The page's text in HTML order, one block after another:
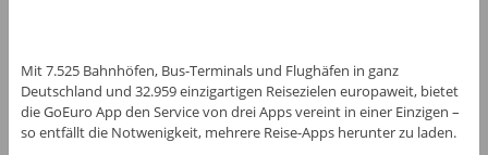
Mit 7.525 Bahnhöfen, Bus-Terminals und Flughäfen in ganz
Deutschland und 32.959 einzigartigen Reisezielen europaweit, bietet
die GoEuro App den Service von drei Apps vereint in einer Einzigen –
so entfällt die Notwenigkeit, mehrere Reise-Apps herunter zu laden.